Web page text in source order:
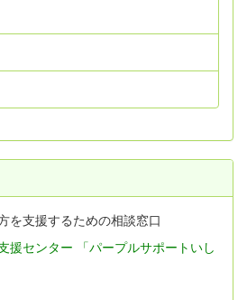
を支援するための相談窓口
援センター 「パープルサポートいし